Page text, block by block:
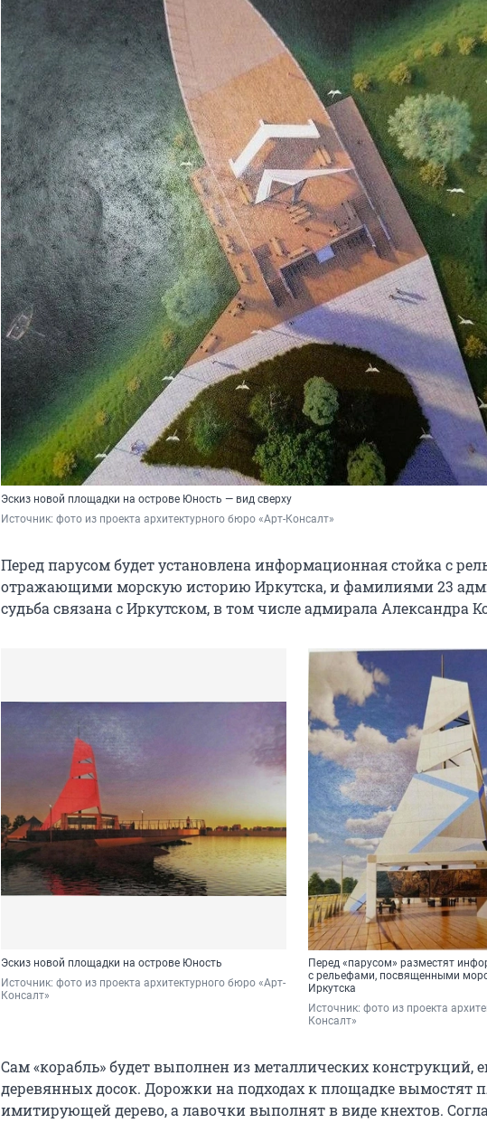
Эскиз новой площадки на острове Юность — вид сверху
Источник: фото из проекта архитектурного бюро «Арт-Консалт»
Перед парусом будет установлена информационная стойка с
отражающими морскую историю Иркутска, и фамилиями 23
судьба связана с Иркутском, в том числе адмирала Александра
Эскиз новой площадки на острове Юность
Источник: фото из проекта архитектурного бюро «Арт-
Консалт»
Перед «парусом» разместят
с рельефами, посвященными
Иркутска
Источник: фото из проекта
Консалт»
Сам «корабль» будет выполнен из металлических конструкций,
деревянных досок. Дорожки на подходах к площадке вымостят
имитирующей дерево, а лавочки выполнят в виде кнехтов.